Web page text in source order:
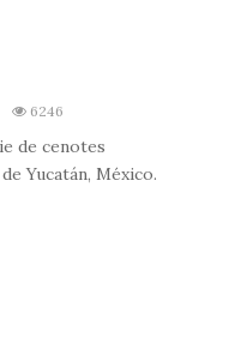
6246
de cenotes
Yucatán, México.